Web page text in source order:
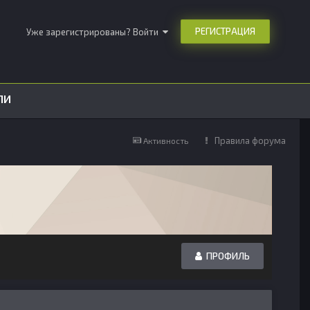
Уже зарегистрированы? Войти РЕГИСТРАЦИЯ
Активность Правила форума
ПРОФИЛЬ